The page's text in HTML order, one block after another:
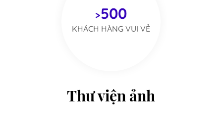
>500
KHÁCH HÀNG VUI VẺ
Thư viện ảnh